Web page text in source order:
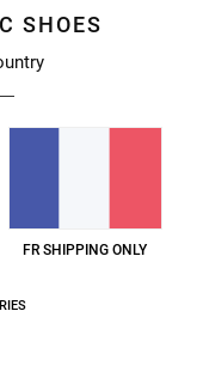
SHOES
FR SHIPPING ONLY